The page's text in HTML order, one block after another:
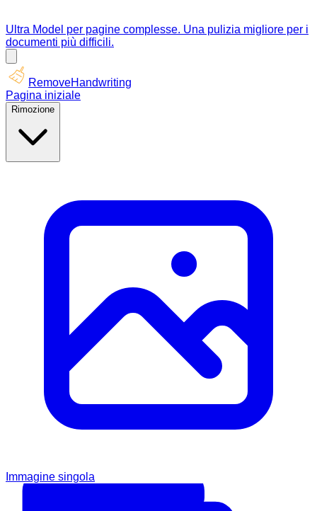
Ultra Model per pagine complesse. Una pulizia migliore per i
documenti più difficili.
RemoveHandwriting
Pagina iniziale
Rimozione
Immagine singola